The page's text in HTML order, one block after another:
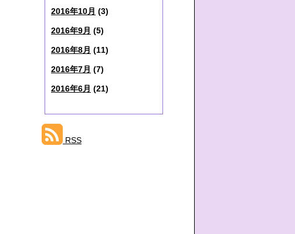
2016年10月 (3)
2016年9月 (5)
2016年8月 (11)
2016年7月 (7)
2016年6月 (21)
RSS